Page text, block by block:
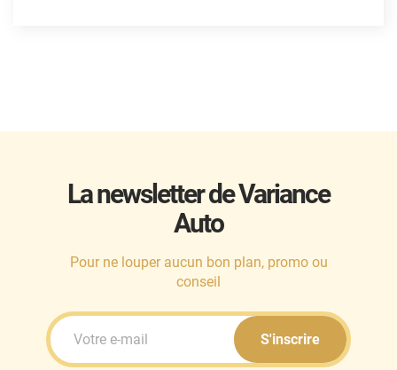
Holden
Ineos
Infiniti
La newsletter de Variance
Auto
Pour ne louper aucun bon plan, promo ou
conseil
S'inscrire